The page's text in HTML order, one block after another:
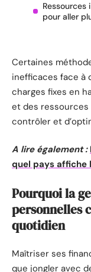
pour aller
Certaines
inefficaces face à
charges fixes en
et des ressources
contrôler et
A lire également :
quel pays affiche
Pourquoi la
personnelles
quotidien
Maîtriser ses
que jongler avec